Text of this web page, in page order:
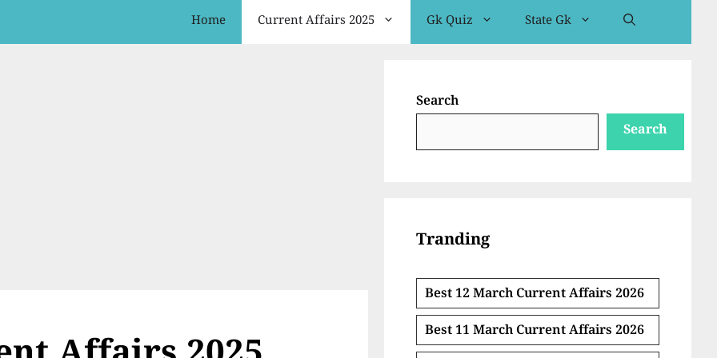
Home Current Affairs 2025 Gk Quiz State Gk
Search
Search
Tranding
Best 12 March Current Affairs 2026
Best 11 March Current Affairs 2026